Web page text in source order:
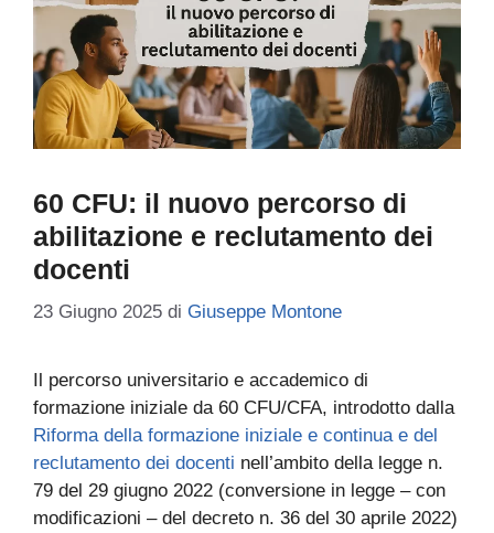
60 CFU: il nuovo percorso di
abilitazione e reclutamento dei
docenti
23 Giugno 2025 di Giuseppe Montone
Il percorso universitario e accademico di
formazione iniziale da 60 CFU/CFA, introdotto dalla
Riforma della formazione iniziale e continua e del
reclutamento dei docenti nell’ambito della legge n.
79 del 29 giugno 2022 (conversione in legge – con
modificazioni – del decreto n. 36 del 30 aprile 2022)